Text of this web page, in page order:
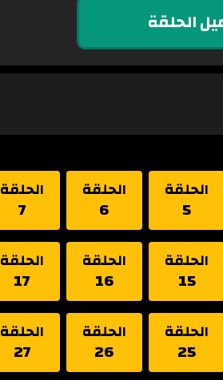
الحلقة
الحلقة
5
الحلقة
6
الحلقة
7
الحلقة
15
الحلقة
16
الحلقة
17
الحلقة
25
الحلقة
26
الحلقة
27